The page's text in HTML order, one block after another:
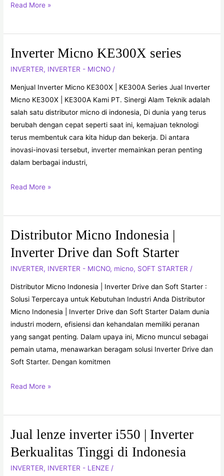
Read More »
Inverter Micno KE300X series
INVERTER, INVERTER - MICNO /
Menjual Inverter Micno KE300X | KE300A Series Jual Inverter
Micno KE300X | KE300A Kami PT. Sinergi Alam Teknik adalah
salah satu distributor micno di indonesia, Di dunia yang terus
berubah dengan cepat seperti saat ini, kemajuan teknologi
terus membentuk cara kita hidup dan bekerja. Di antara
inovasi-inovasi tersebut, inverter memainkan peran penting
dalam berbagai industri,
Inverter
series
Read More »
Distributor Micno Indonesia |
Inverter Drive dan Soft Starter
INVERTER, INVERTER - MICNO, micno, SOFT STARTER /
Distributor Micno Indonesia | Inverter Drive dan Soft Starter :
Solusi Terpercaya untuk Kebutuhan Industri Anda Distributor
Micno Indonesia | Inverter Drive dan Soft Starter Dalam dunia
industri modern, efisiensi dan kehandalan memiliki peranan
yang sangat penting. Dalam upaya ini, Micno muncul sebagai
pemain utama, menawarkan beragam solusi Inverter Drive dan
Soft Starter. Dengan komitmen
Distributor
Indonesia
|
Inverter
dan
Soft
Read More »
Jual lenze inverter i550 | Inverter
Berkualitas Tinggi di Indonesia
INVERTER, INVERTER - LENZE /
Jual
inverter
i550